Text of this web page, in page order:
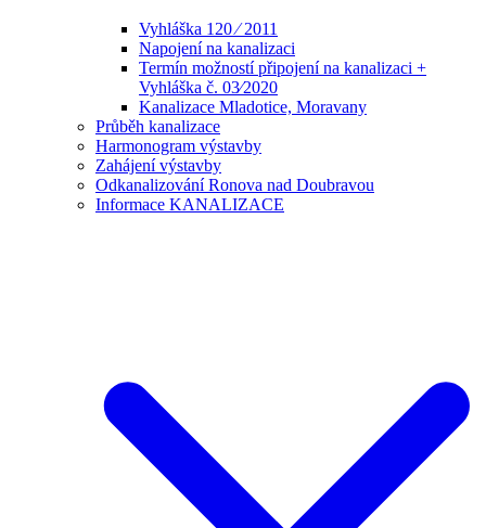
Vyhláška 120 ⁄ 2011
Napojení na kanalizaci
Termín možností připojení na kanalizaci +
Vyhláška č. 03⁄2020
Kanalizace Mladotice, Moravany
Průběh kanalizace
Harmonogram výstavby
Zahájení výstavby
Odkanalizování Ronova nad Doubravou
Informace KANALIZACE